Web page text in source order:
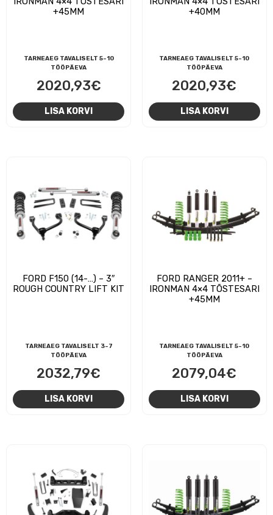
+45MM
TARNEAEG TAVALISELT 5-10
TÖÖPÄEVA
2020,93€
LISA KORVI
+40MM
TARNEAEG TAVALISELT 5-10
TÖÖPÄEVA
2020,93€
LISA KORVI
FORD F150 (14-…) – 3″
ROUGH COUNTRY LIFT KIT
TARNEAEG TAVALISELT 3-7
TÖÖPÄEVA
2032,79€
LISA KORVI
FORD RANGER 2011+ –
IRONMAN 4×4 TÕSTESARI
+45MM
TARNEAEG TAVALISELT 5-10
TÖÖPÄEVA
2079,04€
LISA KORVI